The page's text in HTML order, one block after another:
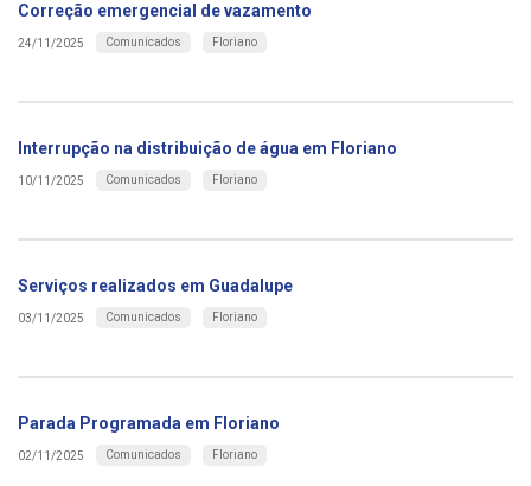
Correção emergencial de vazamento
24/11/2025 Comunicados Floriano
Interrupção na distribuição de água em Floriano
10/11/2025 Comunicados Floriano
Serviços realizados em Guadalupe
03/11/2025 Comunicados Floriano
Parada Programada em Floriano
02/11/2025 Comunicados Floriano